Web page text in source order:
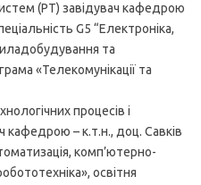
(РТ) завідувач кафедрою
G5 “Електроніка,
та
«Телекомунікації та
процесів і
кафедрою – к.т.н., доц. Савків
комп’ютерно-
освітня